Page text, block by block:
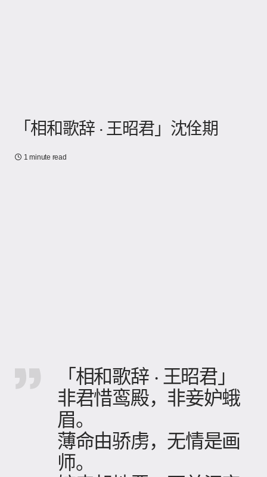
「相和歌辞 · 王昭君」沈佺期
1 minute read
「相和歌辞 · 王昭君」
非君惜鸾殿，非妾妒蛾
眉。
薄命由骄虏，无情是画
师。